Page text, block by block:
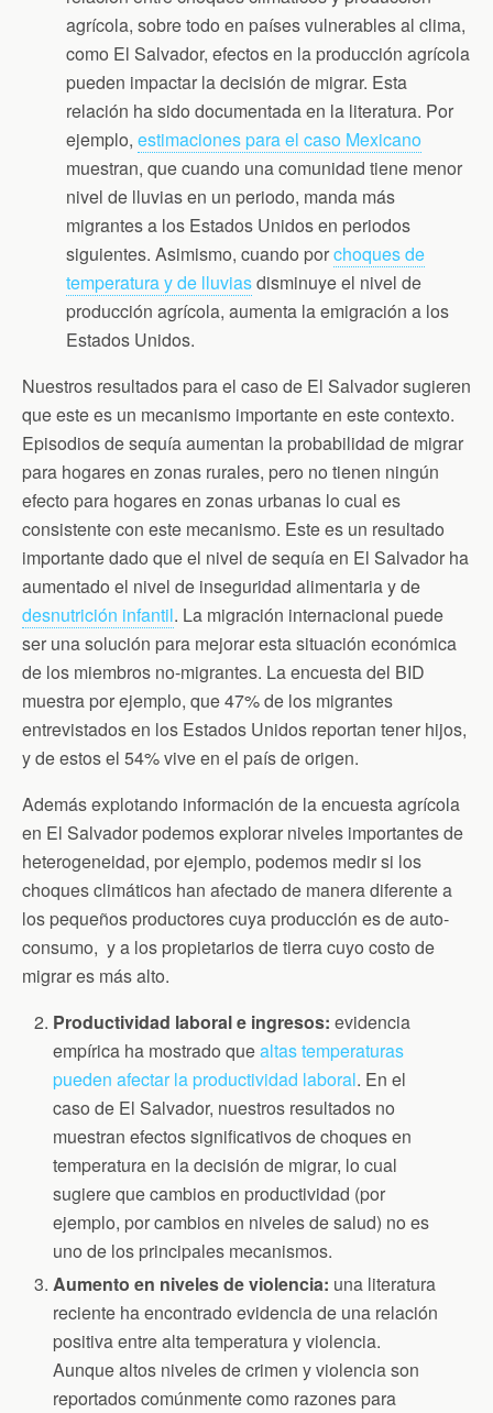
agrícola, sobre todo en países vulnerables al clima,
como El Salvador, efectos en la producción agrícola
pueden impactar la decisión de migrar. Esta
relación ha sido documentada en la literatura. Por
ejemplo, estimaciones para el caso Mexicano
muestran, que cuando una comunidad tiene menor
nivel de lluvias en un periodo, manda más
migrantes a los Estados Unidos en periodos
siguientes. Asimismo, cuando porchoques de
temperatura y de lluviasdisminuye el nivel de
producción agrícola, aumenta la emigración a los
Estados Unidos.
Nuestros resultados para el caso de El Salvador sugieren
que este es un mecanismo importante en este contexto.
Episodios de sequía aumentan la probabilidad de migrar
para hogares en zonas rurales, pero no tienen ningún
efecto para hogares en zonas urbanas lo cual es
consistente con este mecanismo. Este es un resultado
importante dado que el nivel de sequía en El Salvador ha
aumentado el nivel de inseguridad alimentaria y de
desnutrición infantil. La migración internacional puede
ser una solución para mejorar esta situación económica
de los miembros no-migrantes. La encuesta del BID
muestra por ejemplo, que 47% de los migrantes
entrevistados en los Estados Unidos reportan tener hijos,
y de estos el 54% vive en el país de origen.
Además explotando información de la encuesta agrícola
en El Salvador podemos explorar niveles importantes de
heterogeneidad, por ejemplo, podemos medir si los
choques climáticos han afectado de manera diferente a
los pequeños productores cuya producción es de auto-
consumo, y a los propietarios de tierra cuyo costo de
migrar es más alto.
Productividad laboral e ingresos:evidencia
empírica ha mostrado quealtas temperaturas
pueden afectar la productividad laboral. En el
caso de El Salvador, nuestros resultados no
muestran efectos significativos de choques en
temperatura en la decisión de migrar, lo cual
sugiere que cambios en productividad (por
ejemplo, por cambios en niveles de salud) no es
uno de los principales mecanismos.
Aumento en niveles de violencia: una literatura
reciente ha encontrado evidencia de una relación
positiva entre alta temperatura y violencia.
Aunque altos niveles de crimen y violencia son
reportados comúnmente como razones para